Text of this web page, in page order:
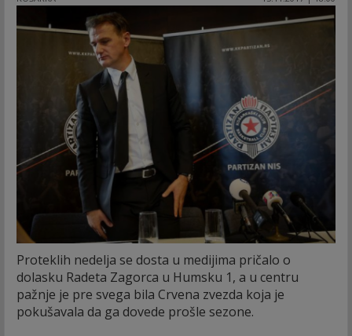
Proteklih nedelja se dosta u medijima pričalo o
dolasku Radeta Zagorca u Humsku 1, a u centru
pažnje je pre svega bila Crvena zvezda koja je
pokušavala da ga dovede prošle sezone.